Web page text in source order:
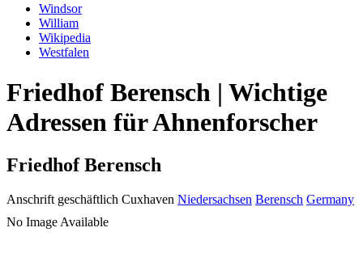
Windsor
William
Wikipedia
Westfalen
Friedhof Berensch | Wichtige
Adressen für Ahnenforscher
Friedhof Berensch
Anschrift geschäftlich Cuxhaven Niedersachsen Berensch Germany
No Image Available